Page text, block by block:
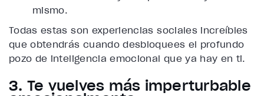
mismo.
Todas estas son experiencias sociales increíbles
que obtendrás cuando desbloquees el profundo
pozo de inteligencia emocional que ya hay en ti.
3. Te vuelves más imperturbable